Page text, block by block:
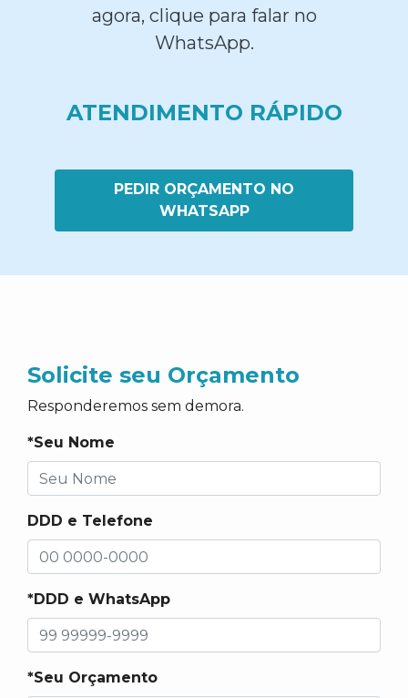
agora, clique para falar no
WhatsApp.
ATENDIMENTO RÁPIDO
PEDIR ORÇAMENTO NO
WHATSAPP
Solicite seu Orçamento
Responderemos sem demora.
*Seu Nome
DDD e Telefone
*DDD e WhatsApp
*Seu Orçamento